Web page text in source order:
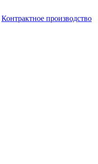
Контрактное производство